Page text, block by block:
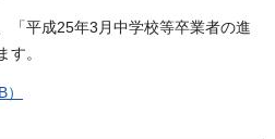
「平成25年3月中学校等卒業者の進
す。